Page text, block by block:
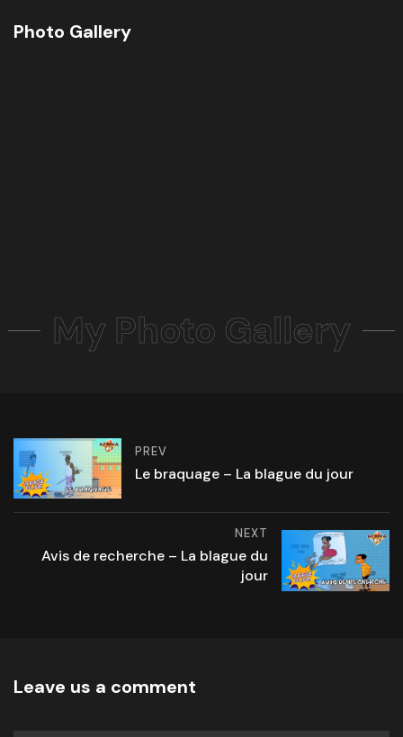
Photo Gallery
My Photo Gallery
PREV
Le braquage – La blague du jour
NEXT
Avis de recherche – La blague du
jour
Leave us a comment